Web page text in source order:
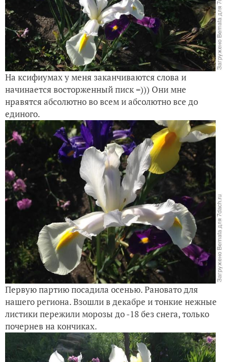
На ксифиумах у меня заканчиваются слова и
начинается восторженный писк =))) Они мне
нравятся абсолютно во всем и абсолютно все до
единого.
Первую партию посадила осенью. Рановато для
нашего региона. Взошли в декабре и тонкие нежные
листики пережили морозы до -18 без снега, только
почернев на кончиках.